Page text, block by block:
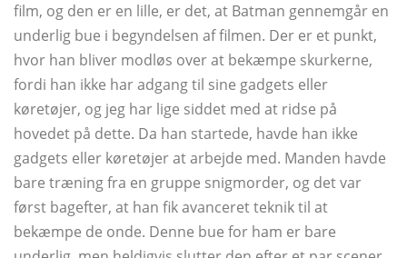
film, og den er en lille, er det, at Batman gennemgår en
underlig bue i begyndelsen af ​​filmen. Der er et punkt,
hvor han bliver modløs over at bekæmpe skurkerne,
fordi han ikke har adgang til sine gadgets eller
køretøjer, og jeg har lige siddet med at ridse på
hovedet på dette. Da han startede, havde han ikke
gadgets eller køretøjer at arbejde med. Manden havde
bare træning fra en gruppe snigmorder, og det var
først bagefter, at han fik avanceret teknik til at
bekæmpe de onde. Denne bue for ham er bare